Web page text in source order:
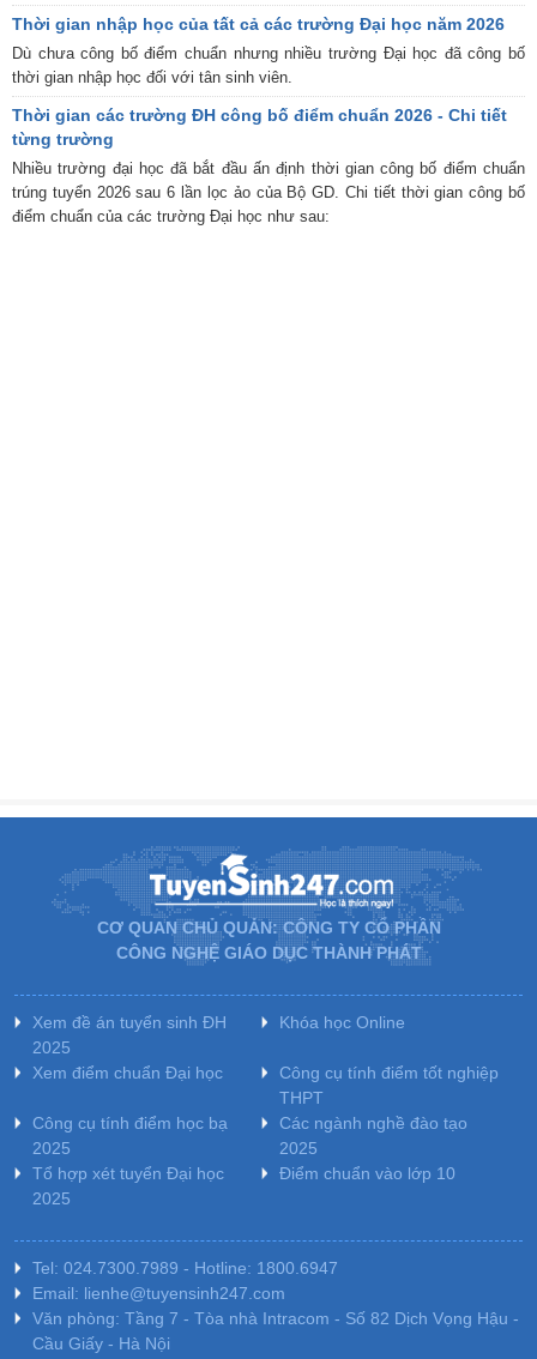
Thời gian nhập học của tất cả các trường Đại học năm 2026
Dù chưa công bố điểm chuẩn nhưng nhiều trường Đại học đã công bố
thời gian nhập học đối với tân sinh viên.
Thời gian các trường ĐH công bố điểm chuẩn 2026 - Chi tiết
từng trường
Nhiều trường đại học đã bắt đầu ấn định thời gian công bố điểm chuẩn
trúng tuyển 2026 sau 6 lần lọc ảo của Bộ GD. Chi tiết thời gian công bố
điểm chuẩn của các trường Đại học như sau:
CƠ QUAN CHỦ QUẢN: CÔNG TY CỔ PHẦN
CÔNG NGHỆ GIÁO DỤC THÀNH PHÁT
Xem đề án tuyển sinh ĐH
2025
Khóa học Online
Xem điểm chuẩn Đại học
Công cụ tính điểm tốt nghiệp
THPT
Công cụ tính điểm học bạ
2025
Các ngành nghề đào tạo
2025
Tổ hợp xét tuyển Đại học
2025
Điểm chuẩn vào lớp 10
Tel: 024.7300.7989 - Hotline: 1800.6947
Email: lienhe@tuyensinh247.com
Văn phòng: Tầng 7 - Tòa nhà Intracom - Số 82 Dịch Vọng Hậu -
Cầu Giấy - Hà Nội